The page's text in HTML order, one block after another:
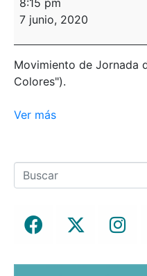
8:15 pm
7 junio, 2020
Movimiento de Jornada
Colores").
Ver más